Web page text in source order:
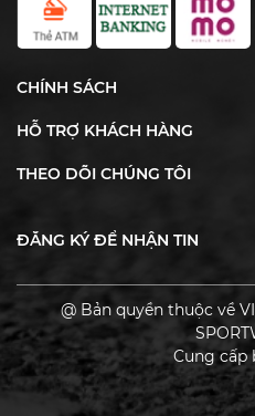
CHÍNH SÁCH
HỖ TRỢ KHÁCH HÀNG
THEO DÕI CHÚNG TÔI
ĐĂNG KÝ ĐỂ NHẬN TIN
@ Bản quyền thuộc về
Cung cấp